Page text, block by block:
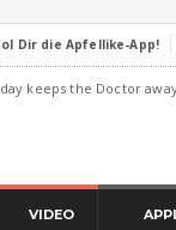
Dir die Apfellike-App!
keeps the Doctor
VIDEO